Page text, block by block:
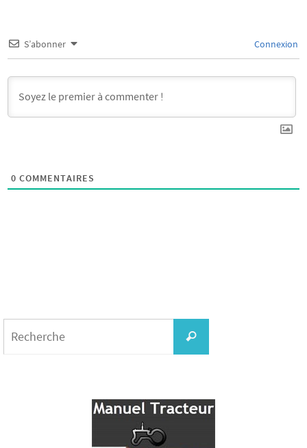
S’abonner Connexion
0 COMMENTAIRES
Recherche